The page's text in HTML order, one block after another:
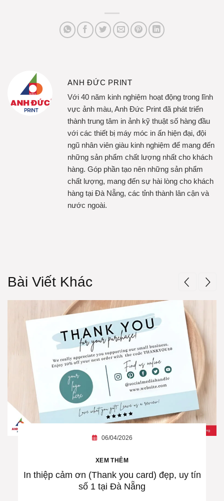
ANH ĐỨC PRINT
Với 40 năm kinh nghiệm hoạt động trong lĩnh
vực ảnh màu, Anh Đức Print đã phát triển
thành trung tâm in ảnh kỹ thuật số hàng đầu
với các thiết bị máy móc in ấn hiện đại, đội
ngũ nhân viên giàu kinh nghiệm để mang đến
những sản phẩm chất lượng nhất cho khách
hàng. Góp phần tạo nên những sản phẩm
chất lượng, mang đến sự hài lòng cho khách
hàng tại Đà Nẵng, các tỉnh thành lân cận và
nước ngoài.
Bài Viết Khác
In thiệp cảm ơn (Thank you card) đẹp, uy tín
số 1 tại Đà Nẵng
06/04/2026
XEM THÊM